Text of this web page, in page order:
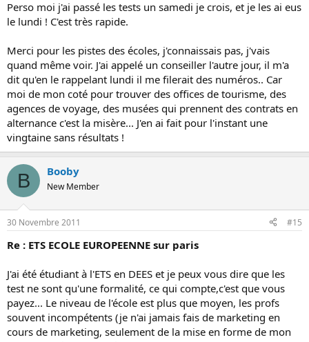
Perso moi j'ai passé les tests un samedi je crois, et je les ai eus
le lundi ! C'est très rapide.
Merci pour les pistes des écoles, j'connaissais pas, j'vais
quand même voir. J'ai appelé un conseiller l'autre jour, il m'a
dit qu'en le rappelant lundi il me filerait des numéros.. Car
moi de mon coté pour trouver des offices de tourisme, des
agences de voyage, des musées qui prennent des contrats en
alternance c'est la misère... J'en ai fait pour l'instant une
vingtaine sans résultats !
B Booby
New Member
30 Novembre 2011 #15
Re : ETS ECOLE EUROPEENNE sur paris
J'ai été étudiant à l'ETS en DEES et je peux vous dire que les
test ne sont qu'une formalité, ce qui compte,c'est que vous
payez... Le niveau de l'école est plus que moyen, les profs
souvent incompétents (je n'ai jamais fais de marketing en
cours de marketing, seulement de la mise en forme de mon